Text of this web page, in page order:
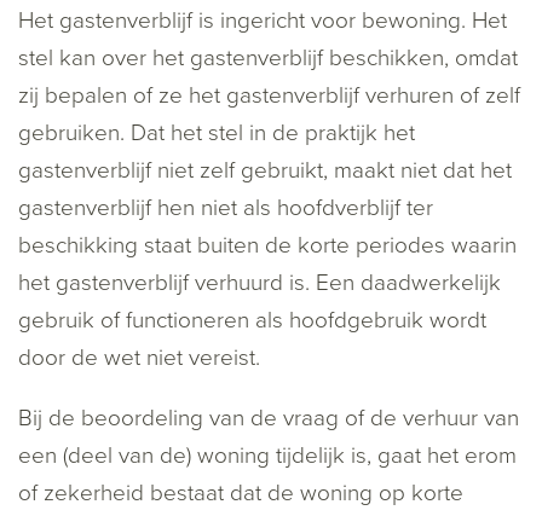
Het gastenverblijf is ingericht voor bewoning. Het
stel kan over het gastenverblijf beschikken, omdat
zij bepalen of ze het gastenverblijf verhuren of zelf
gebruiken. Dat het stel in de praktijk het
gastenverblijf niet zelf gebruikt, maakt niet dat het
gastenverblijf hen niet als hoofdverblijf ter
beschikking staat buiten de korte periodes waarin
het gastenverblijf verhuurd is. Een daadwerkelijk
gebruik of functioneren als hoofdgebruik wordt
door de wet niet vereist.
Bij de beoordeling van de vraag of de verhuur van
een (deel van de) woning tijdelijk is, gaat het erom
of zekerheid bestaat dat de woning op korte